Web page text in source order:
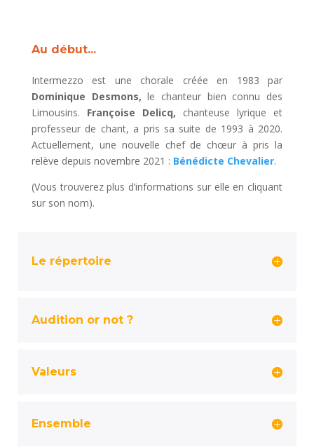
Au début...
Intermezzo est une chorale créée en 1983 par
Dominique Desmons, le chanteur bien connu des
Limousins. Françoise Delicq, chanteuse lyrique et
professeur de chant, a pris sa suite de 1993 à 2020.
Actuellement, une nouvelle chef de chœur à pris la
relève depuis novembre 2021 : Bénédicte Chevalier.
(Vous trouverez plus d’informations sur elle en cliquant
sur son nom).
Le répertoire
Audition or not ?
Valeurs
Ensemble